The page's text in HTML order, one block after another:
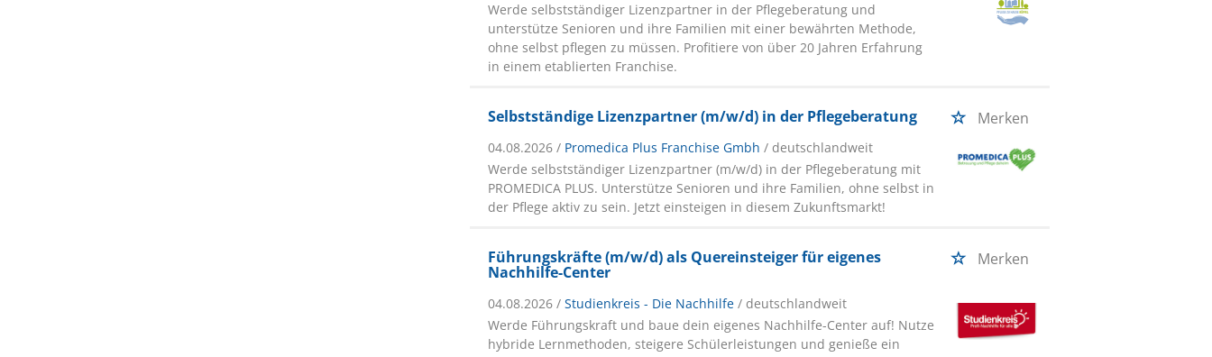
Werde selbstständiger Lizenzpartner in der Pflegeberatung und
unterstütze Senioren und ihre Familien mit einer bewährten Methode,
ohne selbst pflegen zu müssen. Profitiere von über 20 Jahren Erfahrung
in einem etablierten Franchise.
Selbstständige Lizenzpartner (m/w/d) in der Pflegeberatung Merken
04.08.2026 / Promedica Plus Franchise Gmbh / deutschlandweit
Werde selbstständiger Lizenzpartner (m/w/d) in der Pflegeberatung mit
PROMEDICA PLUS. Unterstütze Senioren und ihre Familien, ohne selbst in
der Pflege aktiv zu sein. Jetzt einsteigen in diesem Zukunftsmarkt!
Führungskräfte (m/w/d) als Quereinsteiger für eigenes
Nachhilfe-Center
Merken
04.08.2026 /Studienkreis - Die Nachhilfe / deutschlandweit
Werde Führungskraft und baue dein eigenes Nachhilfe-Center auf! Nutze
hybride Lernmethoden, steigere Schülerleistungen und genieße ein